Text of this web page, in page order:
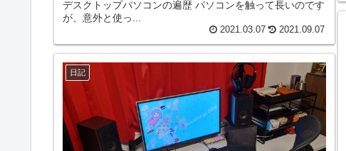
デスクトップパソコンの遍歴 パソコンを触って長いのです
が、意外と使っ...
2021.03.07 2021.09.07
日記